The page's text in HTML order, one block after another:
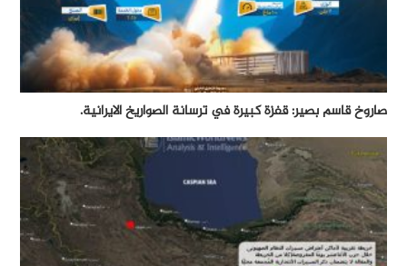
صاروخ قاسم بصير: قفزة كبيرة في ترسانة الصواريخ الايرانية.